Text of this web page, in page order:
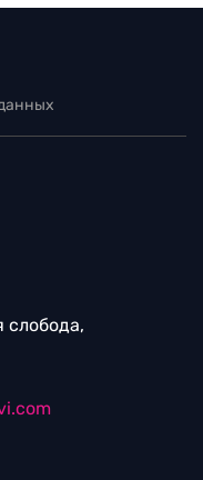
слобода,